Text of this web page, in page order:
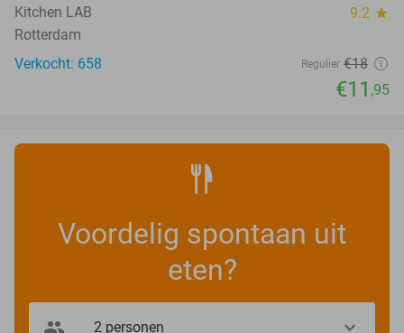
Kitchen LAB 9.2 star
Rotterdam
Verkocht: 658
Regulier €18
€11 ,95
Voordelig spontaan uit
eten?